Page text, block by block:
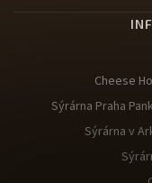
Cheese
Sýrárna Praha
Sýrárna v